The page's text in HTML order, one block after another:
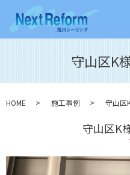
守山区K
HOME 施工事例 守山区
守山区K